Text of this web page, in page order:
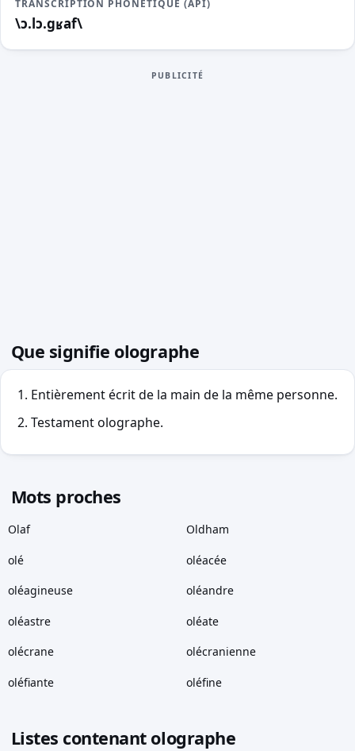
TRANSCRIPTION PHONÉTIQUE (API)
\ɔ.lɔ.ɡʁaf\
PUBLICITÉ
Que signifie olographe
Entièrement écrit de la main de la même personne.
Testament olographe.
Mots proches
Olaf Oldham
olé oléacée
oléagineuse oléandre
oléastre oléate
olécrane olécranienne
oléfiante oléfine
Listes contenant olographe